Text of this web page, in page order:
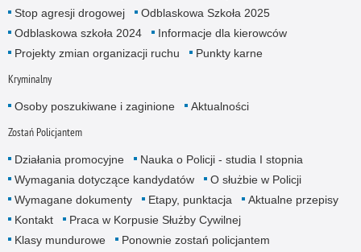
Stop agresji drogowej
Odblaskowa Szkoła 2025
Odblaskowa szkoła 2024
Informacje dla kierowców
Projekty zmian organizacji ruchu
Punkty karne
Kryminalny
Osoby poszukiwane i zaginione Aktualności
Zostań Policjantem
Działania promocyjne
Nauka o Policji - studia I stopnia
Wymagania dotyczące kandydatów
O służbie w Policji
Wymagane dokumenty
Etapy, punktacja
Aktualne przepisy
Kontakt
Praca w Korpusie Służby Cywilnej
Klasy mundurowe
Ponownie zostań policjantem